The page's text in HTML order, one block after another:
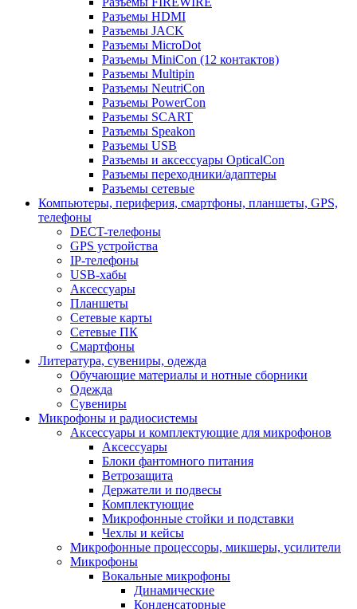
Разъемы HDMI
Разъемы JACK
Разъемы MicroDot
Разъемы MiniCon (12 контактов)
Разъемы Multipin
Разъемы NeutriCon
Разъемы PowerCon
Разъемы SCART
Разъемы Speakon
Разъемы USB
Разъемы и аксессуары OpticalCon
Разъемы переходники/адаптеры
Разъемы сетевые
Компьютеры, периферия, смартфоны, планшеты, GPS,
телефоны
DECT-телефоны
GPS устройства
IP-телефоны
USB-хабы
Аксессуары
Планшеты
Сетевые карты
Сетевые ПК
Смартфоны
Литература, сувениры, одежда
Обучающие материалы и нотные сборники
Одежда
Сувениры
Микрофоны и радиосистемы
Аксессуары и комплектующие для микрофонов
Аксессуары
Блоки фантомного питания
Ветрозащита
Держатели и подвесы
Комплектующие
Микрофонные стойки и подставки
Чехлы и кейсы
Микрофонные процессоры, микшеры, усилители
Микрофоны
Вокальные микрофоны
Динамические
Конденсаторные